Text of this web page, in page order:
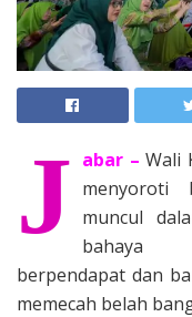
J abar – Wali
menyoroti
muncul
bahaya
berpendapat dan
memecah belah